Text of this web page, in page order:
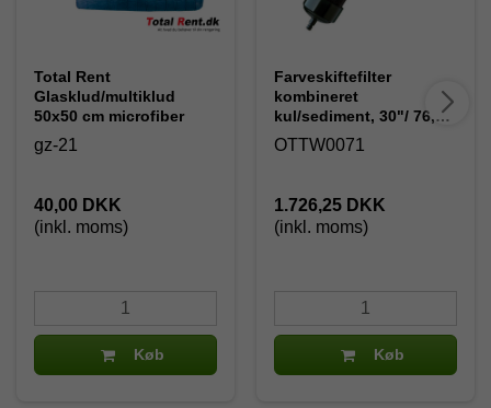
Total Rent
Glasklud/multiklud
50x50 cm microfiber
gz-21
40,00 DKK
(inkl. moms)
Køb
Farveskiftefilter
kombineret
kul/sediment, 30"/ 76,2
cm
OTTW0071
1.726,25 DKK
(inkl. moms)
Køb